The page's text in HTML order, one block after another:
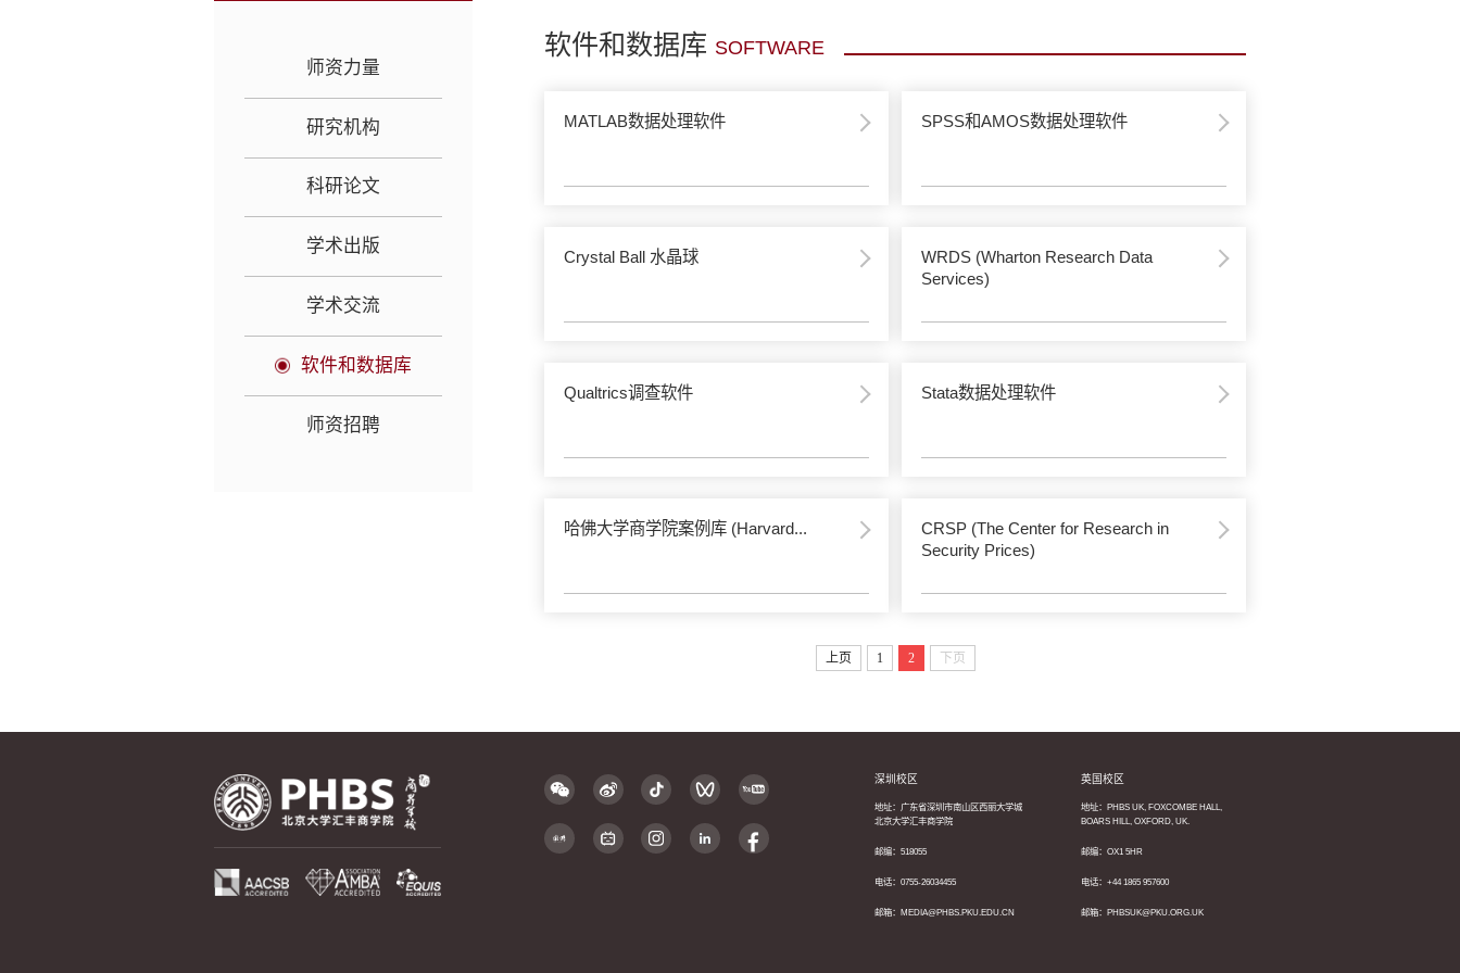
师资力量
研究机构
科研论文
学术出版
学术交流
软件和数据库
师资招聘
软件和数据库 SOFTWARE
MATLAB数据处理软件 SPSS和AMOS数据处理软件
Crystal Ball 水晶球
WRDS (Wharton Research Data
Services)
Qualtrics调查软件 Stata数据处理软件
哈佛大学商学院案例库 (Harvard...
CRSP (The Center for Research in
Security Prices)
上页 1 2 下页
深圳校区
地址：广东省深圳市南山区西丽大学城
北京大学汇丰商学院
邮编：518055
电话：0755-26034455
邮箱：MEDIA@PHBS.PKU.EDU.CN
英国校区
地址：PHBS UK, FOXCOMBE HALL,
BOARS HILL, OXFORD, UK.
邮编：OX1 5HR
电话：+44 1865 957600
邮箱：PHBSUK@PKU.ORG.UK